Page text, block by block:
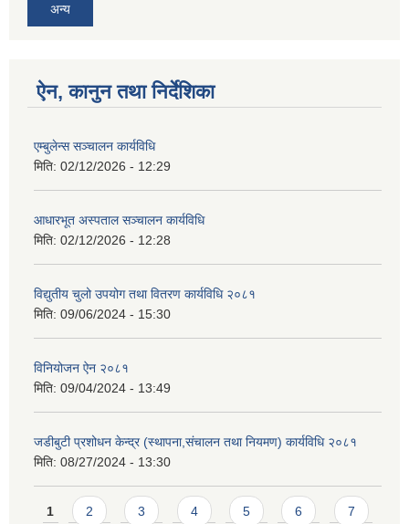
अन्य
ऐन, कानुन तथा निर्देशिका
एम्बुलेन्स सञ्चालन कार्यविधि
मिति: 02/12/2026 - 12:29
आधारभूत अस्पताल सञ्चालन कार्यविधि
मिति: 02/12/2026 - 12:28
विद्युतीय चुलो उपयोग तथा वितरण कार्यविधि २०८१
मिति: 09/06/2024 - 15:30
विनियोजन ऐन २०८१
मिति: 09/04/2024 - 13:49
जडीबुटी प्रशोधन केन्द्र (स्थापना,संचालन तथा नियमण) कार्यविधि २०८१
मिति: 08/27/2024 - 13:30
Pages
1 2 3 4 5 6 7